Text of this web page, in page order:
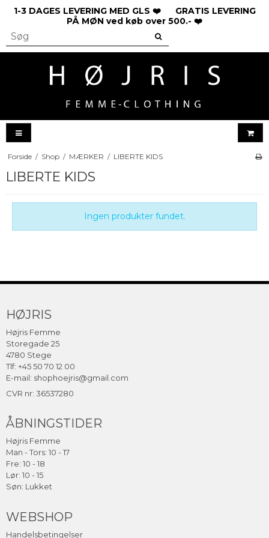
1-3 DAGES LEVERING MED GLS ❤️ GRATIS LEVERING
PÅ MØN ved køb over 500.- ❤️
Forside / Shop / MÆRKER / LIBERTE KIDS
LIBERTE KIDS
Ingen produkter fundet.
HØJRIS
Højris Femme
Storegade 25
4780 Stege
Tlf: +45 50 70 12 00
E-mail: shophoejris@gmail.com
CVR nr: 36537280
ÅBNINGSTIDER
Højris Femme
Man - Tors: 10 - 17
Fre: 10 - 18
Lør: 10 - 15
Søn: Lukket
WEBSHOP
Handelsbetingelser